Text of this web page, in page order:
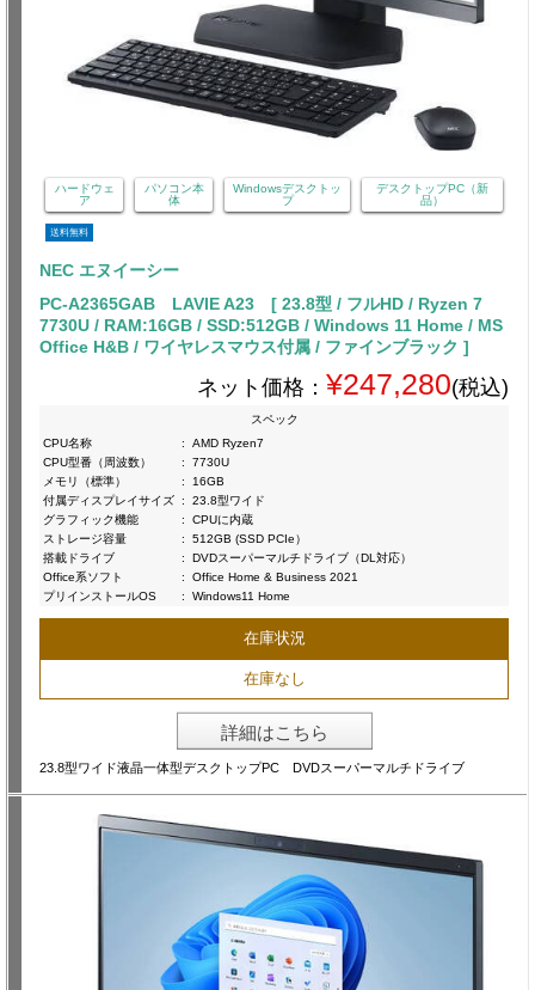
ハードウェ
ア
パソコン本
体
Windowsデスクトッ
プ
デスクトップPC（新
品）
送料無料
NEC エヌイーシー
PC-A2365GAB LAVIE A23 [ 23.8型 / フルHD / Ryzen 7
7730U / RAM:16GB / SSD:512GB / Windows 11 Home / MS
Office H&B / ワイヤレスマウス付属 / ファインブラック ]
ネット価格： ¥247,280(税込)
スペック
CPU名称
:
AMD Ryzen7
CPU型番（周波数）
:
7730U
メモリ（標準）
:
16GB
付属ディスプレイサイズ :
23.8型ワイド
グラフィック機能
:
CPUに内蔵
ストレージ容量
:
512GB (SSD PCIe）
搭載ドライブ
:
DVDスーパーマルチドライブ（DL対応）
Office系ソフト
:
Office Home & Business 2021
プリインストールOS
: Windows11 Home
在庫状況
在庫なし
詳細はこちら
23.8型ワイド液晶一体型デスクトップPC DVDスーパーマルチドライブ